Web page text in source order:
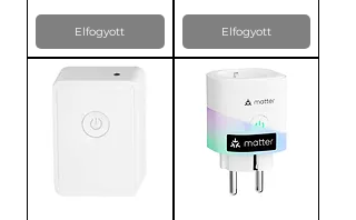
Elfogyott Elfogyott